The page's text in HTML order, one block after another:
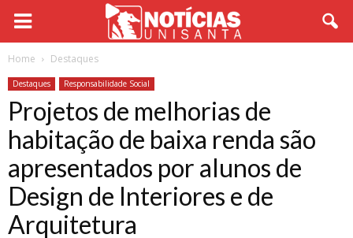
Home Destaques
Destaques Responsabilidade Social
Projetos de melhorias de
habitação de baixa renda são
apresentados por alunos de
Design de Interiores e de
Arquitetura